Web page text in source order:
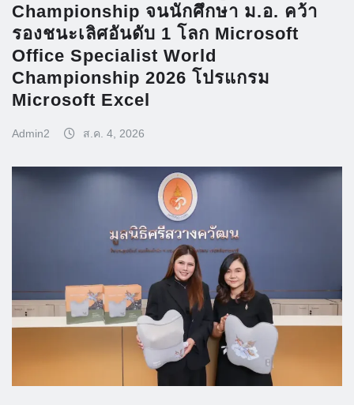
Championship จนนักศึกษา ม.อ. คว้า
รองชนะเลิศอันดับ 1 โลก Microsoft
Office Specialist World
Championship 2026 โปรแกรม
Microsoft Excel
Admin2 ส.ค. 4, 2026